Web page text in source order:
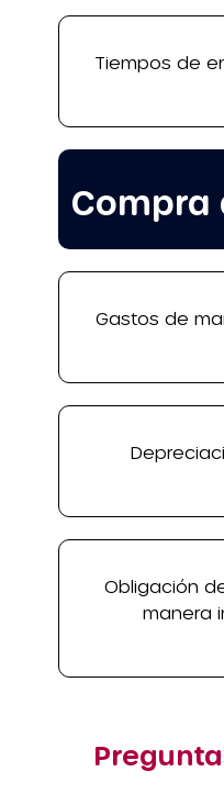
Compra
Gastos de
Tiempos de
Obligación
manera